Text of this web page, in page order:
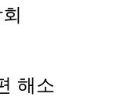
해소